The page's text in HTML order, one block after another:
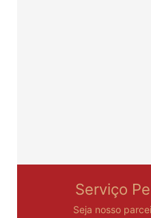
Serviço
Seja nosso